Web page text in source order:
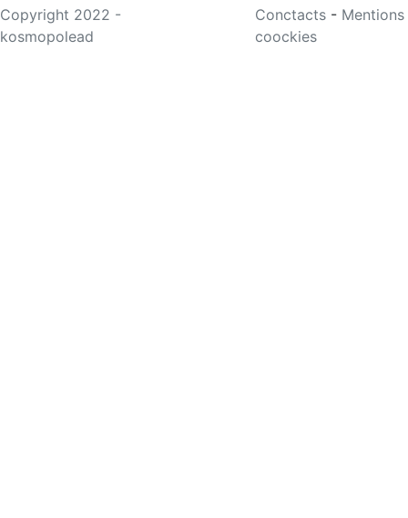
Copyright 2022 -
kosmopolead
Conctacts -
coockies